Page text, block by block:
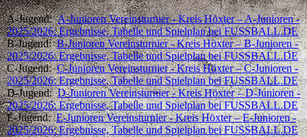
A-Jugend:A-Junioren Vereinsturnier - Kreis Höxter – A-Junioren -
2025/2026: Ergebnisse, Tabelle und Spielplan bei FUSSBALL.DE
B-Jugend:B-Junioren Vereinsturnier - Kreis Höxter – B-Junioren -
2025/2026: Ergebnisse, Tabelle und Spielplan bei FUSSBALL.DE
C-Jugend:C-Junioren Vereinsturnier - Kreis Höxter – C-Junioren -
2025/2026: Ergebnisse, Tabelle und Spielplan bei FUSSBALL.DE
D-Jugend:D-Junioren Vereinsturnier - Kreis Höxter – D-Junioren -
2025/2026: Ergebnisse, Tabelle und Spielplan bei FUSSBALL.DE
E-Jugend:E-Junioren Vereinsturnier - Kreis Höxter – E-Junioren -
2025/2026: Ergebnisse, Tabelle und Spielplan bei FUSSBALL.DE